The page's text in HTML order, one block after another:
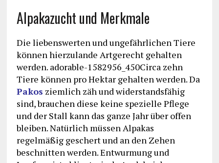
Alpakazucht und Merkmale
Die liebenswerten und ungefährlichen Tiere
können hierzulande Artgerecht gehalten
werden. adorable-1582956_450Circa zehn
Tiere können pro Hektar gehalten werden. Da
Pakos ziemlich zäh und widerstandsfähig
sind, brauchen diese keine spezielle Pflege
und der Stall kann das ganze Jahr über offen
bleiben. Natürlich müssen Alpakas
regelmäßig geschert und an den Zehen
beschnitten werden. Entwurmung und